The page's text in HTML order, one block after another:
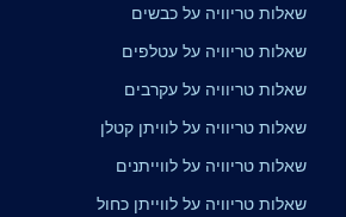
שאלות טריוויה על כבשים
שאלות טריוויה על עטלפים
שאלות טריוויה על עקרבים
שאלות טריוויה על לוויתן קטלן
שאלות טריוויה על לווייתנים
שאלות טריוויה על לווייתן כחול